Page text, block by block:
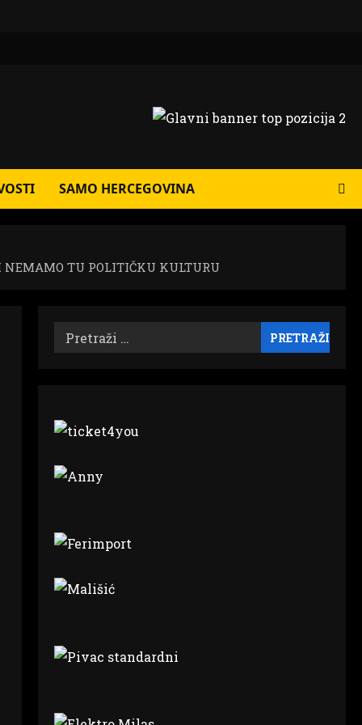
SAMO HERCEGOVINA
NEMAMO TU POLITIČKU KULTURU
Pretraži: